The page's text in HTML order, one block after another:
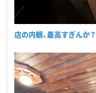
店の内観、最高すぎんか？